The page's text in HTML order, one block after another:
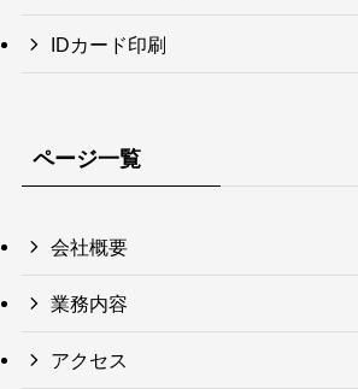
IDカード印刷
ページ一覧
会社概要
業務内容
アクセス